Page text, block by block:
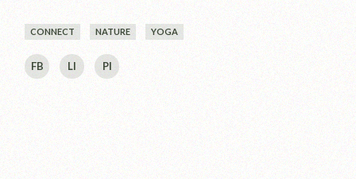
CONNECT NATURE YOGA
FB LI PI